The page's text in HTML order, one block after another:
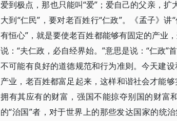
爱到极点，那也只能叫“爱”；爱自己的父亲，扩
大到“仁民”，要对老百姓行“仁政”。《孟子》
有恒心”，就是要使老百姓都能够有固定的产业
说：“夫仁政，必自经界始。”意思是说：“仁政
不可能有良好的道德规范和行为准则。今天建
产业，老百姓都富足起来，这样和谐社会才能
拥有其应有的财富，强国不能掠夺别国的财富
的“治国”者，对于世界上的那些发达国家的统